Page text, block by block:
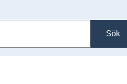
Sök